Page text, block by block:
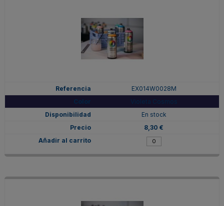
EX014W0028M
Violeta Cosmos
En stock
8,30 €